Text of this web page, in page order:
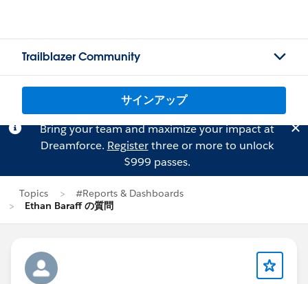
Trailblazer Community
サインアップ
Bring your team and maximize your impact at
Dreamforce. Registerthree or more to unlock
$999 passes.
Topics
#Reports & Dashboards
Ethan Baraff の質問